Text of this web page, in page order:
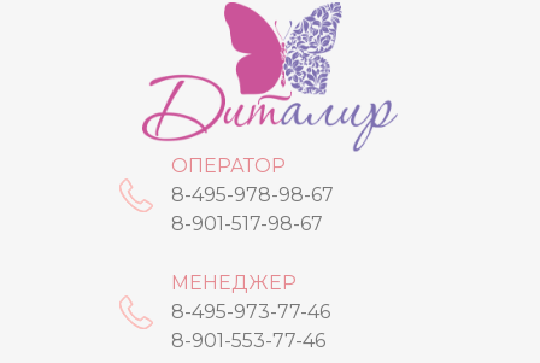
ОПЕРАТОР
8-495-978-98-67
8-901-517-98-67
МЕНЕДЖЕР
8-495-973-77-46
8-901-553-77-46